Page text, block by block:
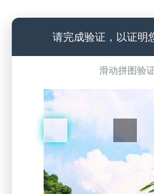
请完成验证，以证明
滑动拼图验